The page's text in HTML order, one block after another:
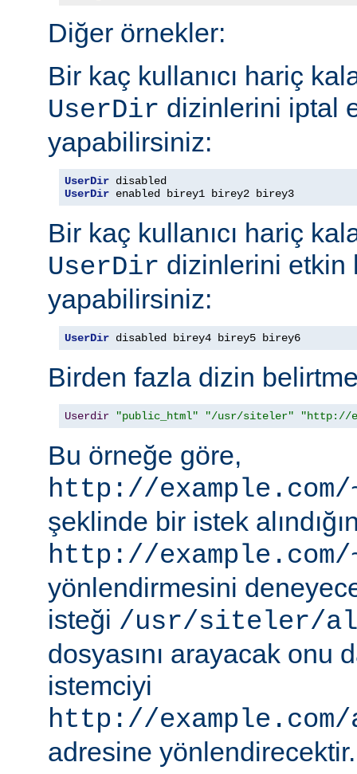
Diğer örnekler:
Bir kaç kullanıcı hariç
UserDir dizinlerini iptal
yapabilirsiniz:
UserDir
UserDir enabled birey1 birey2 birey3
Bir kaç kullanıcı hariç
UserDir dizinlerini etkin
yapabilirsiniz:
UserDir disabled birey4 birey5 birey6
Birden fazla dizin
Userdir "public_html" "/usr/siteler" "http://
Bu örneğe göre,
http://
şeklinde bir istek
http://
yönlendirmesini
isteği /usr/siteler/
dosyasını arayacak onu
istemciyi
http://
adresine yönlendirecektir.